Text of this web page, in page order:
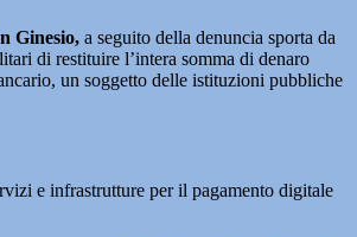
Ginesio, a seguito della denuncia sporta da
di restituire l’intera somma di denaro
un soggetto delle istituzioni pubbliche
e infrastrutture per il pagamento digitale